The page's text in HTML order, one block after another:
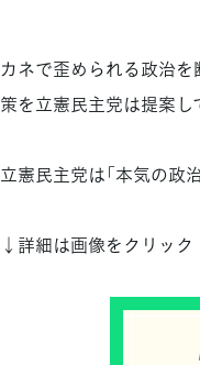
カネで歪められる政治
策を立憲民主党は提案し
立憲民主党は「本気の政
↓詳細は画像をクリック